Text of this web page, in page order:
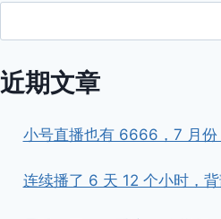
近期文章
小号直播也有 6666，7 月份
连续播了 6 天 12 个小时，